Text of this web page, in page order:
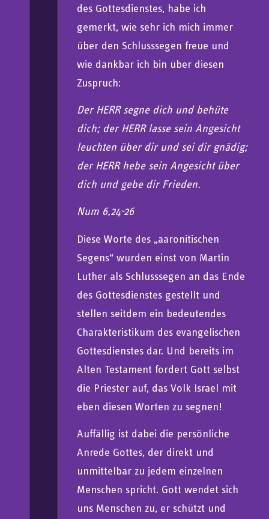
des Gottesdienstes, habe ich
gemerkt, wie sehr ich mich immer
über den Schlusssegen freue und
wie dankbar ich bin über diesen
Zuspruch:
Der HERR segne dich und behüte
dich; der HERR lasse sein Angesicht
leuchten über dir und sei dir gnädig;
der HERR hebe sein Angesicht über
dich und gebe dir Frieden.
Num 6,24-26
Diese Worte des „aaronitischen
Segens“ wurden einst von Martin
Luther als Schlusssegen an das Ende
des Gottesdienstes gestellt und
stellen seitdem ein bedeutendes
Charakteristikum des evangelischen
Gottesdienstes dar. Und bereits im
Alten Testament fordert Gott selbst
die Priester auf, das Volk Israel mit
eben diesen Worten zu segnen!
Auffällig ist dabei die persönliche
Anrede Gottes, der direkt und
unmittelbar zu jedem einzelnen
Menschen spricht. Gott wendet sich
uns Menschen zu, er schützt und